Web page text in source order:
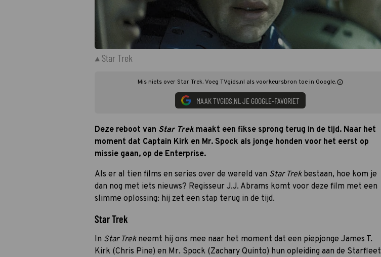
Star Trek
Mis niets over Star Trek. Voeg TVgids.nl als voorkeursbron toe in Google.
MAAK TVGIDS.NL JE GOOGLE-FAVORIET
Deze reboot van Star Trek maakt een fikse sprong terug in de tijd. Naar het
moment dat Captain Kirk en Mr. Spock als jonge honden voor het eerst op
missie gaan, op de Enterprise.
Als er al tien films en series over de wereld van Star Trekbestaan, hoe kom je
dan nog met iets nieuws? Regisseur J.J. Abrams komt voor deze film met een
slimme oplossing: hij zet een stap terug in de tijd.
Star Trek
In Star Trekneemt hij ons mee naar het moment dat een piepjonge James T.
Kirk (Chris Pine) en Mr. Spock (Zachary Quinto) hun opleiding aan de Starfleet